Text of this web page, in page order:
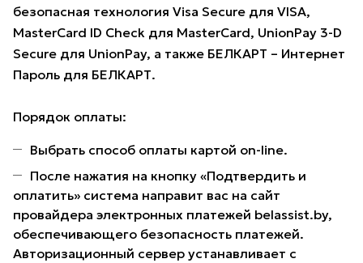
безопасная технология Visa Secure для VISA,
MasterCard ID Check для MasterCard, UnionPay 3-D
Secure для UnionPay, а также БЕЛКАРТ – Интернет
Пароль для БЕЛКАРТ.
Порядок оплаты:
Выбрать способ оплаты картой on-line.
После нажатия на кнопку «Подтвердить и
оплатить» система направит вас на сайт
провайдера электронных платежей belassist.by,
обеспечивающего безопасность платежей.
Авторизационный сервер устанавливает с